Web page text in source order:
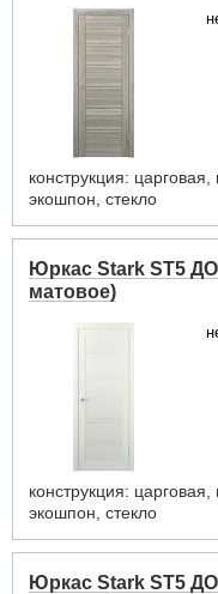
конструкция:
экошпон, стекло
Юркас Stark ST5
матовое)
конструкция:
экошпон, стекло
Юркас Stark ST5